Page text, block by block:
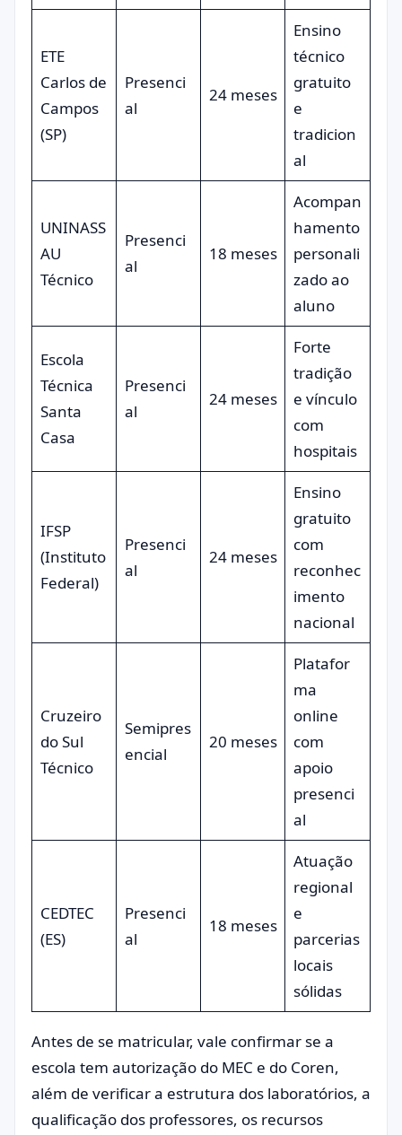
ETE
Carlos de
Campos
(SP)
Presenci
al
24 meses
Ensino
técnico
gratuito
e
tradicion
al
UNINASS
AU
Técnico
Presenci
al
18 meses
Acompan
hamento
personali
zado ao
aluno
Escola
Técnica
Santa
Casa
Presenci
al
24 meses
Forte
tradição
e vínculo
com
hospitais
IFSP
(Instituto
Federal)
Presenci
al
24 meses
Ensino
gratuito
com
reconhec
imento
nacional
Cruzeiro
do Sul
Técnico
Semipres
encial
20 meses
Platafor
ma
online
com
apoio
presenci
al
CEDTEC
(ES)
Presenci
al
18 meses
Atuação
regional
e
parcerias
locais
sólidas
Antes de se matricular, vale confirmar se a
escola tem autorização do MEC e do Coren,
além de verificar a estrutura dos laboratórios, a
qualificação dos professores, os recursos